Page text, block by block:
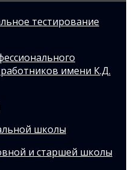
тестирование
работников имени К.Д.
школы
и старшей школы